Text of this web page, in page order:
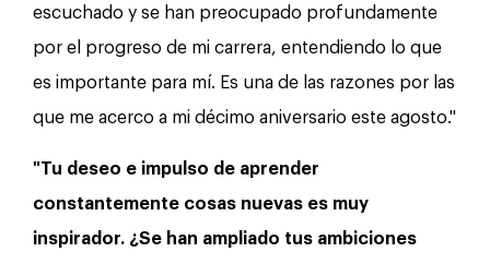
escuchado y se han preocupado profundamente
por el progreso de mi carrera, entendiendo lo que
es importante para mí. Es una de las razones por las
que me acerco a mi décimo aniversario este agosto."
"Tu deseo e impulso de aprender
constantemente cosas nuevas es muy
inspirador. ¿Se han ampliado tus ambiciones